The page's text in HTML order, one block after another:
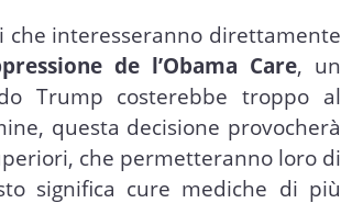
che interesseranno direttamente
de l’Obama Care, un
Trump costerebbe troppo al
questa decisione provocherà
che permetteranno loro di
significa cure mediche di più